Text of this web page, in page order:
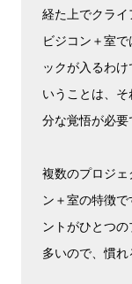
経た上でクライ
ビジコン＋室
ックが入るわ
いうことは、
分な覚悟が必要
複数のプロジ
ン＋室の特徴
ントがひとつ
多いので、慣れ